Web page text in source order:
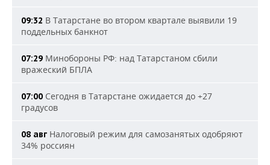
09:32 В Татарстане во втором квартале выявили 19
поддельных банкнот
07:29 Минобороны РФ: над Татарстаном сбили
вражеский БПЛА
07:00 Сегодня в Татарстане ожидается до +27
градусов
08 авг Налоговый режим для самозанятых одобряют
34% россиян